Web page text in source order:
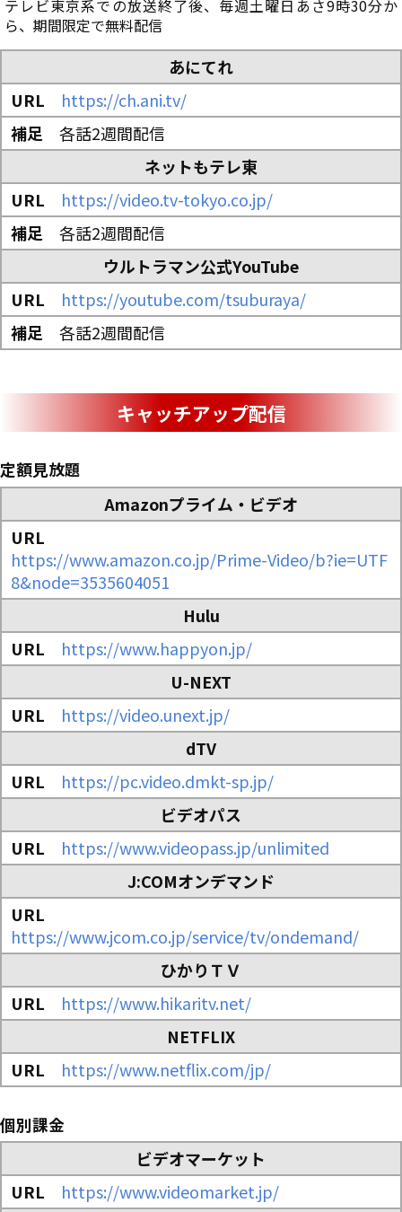
テレビ東京系での放送終了後、毎週土曜日あさ9時30分か
ら、期間限定で無料配信
あにてれ
https://ch.ani.tv/
各話2週間配信
ネットもテレ東
https://video.tv-tokyo.co.jp/
各話2週間配信
ウルトラマン公式YouTube
https://youtube.com/tsuburaya/
各話2週間配信
キャッチアップ配信
定額見放題
Amazonプライム・ビデオ
https://www.amazon.co.jp/Prime-Video/b?ie=UTF
8&node=3535604051
Hulu
https://www.happyon.jp/
U-NEXT
https://video.unext.jp/
dTV
https://pc.video.dmkt-sp.jp/
ビデオパス
https://www.videopass.jp/unlimited
J:COMオンデマンド
https://www.jcom.co.jp/service/tv/ondemand/
ひかりＴＶ
https://www.hikaritv.net/
NETFLIX
https://www.netflix.com/jp/
個別課金
ビデオマーケット
https://www.videomarket.jp/